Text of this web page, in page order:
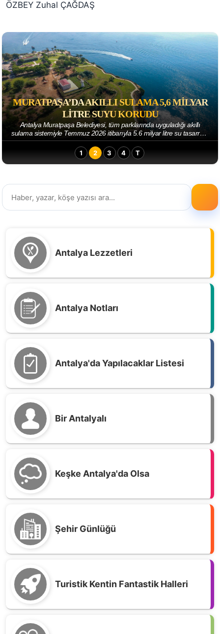
ÖZBEY Zuhal ÇAĞDAŞ
MURATPAŞA’DA AKILLI SULAMA 5,6 MILYAR
LITRE SUYU KORUDU
Antalya Muratpaşa Belediyesi, tüm parklarında uyguladığı akıllı
sulama sistemiyle Temmuz 2026 itibarıyla 5.6 milyar litre su tasarrufu
sağladı. Parkların sul...
1
2 3 4 T
Antalya Lezzetleri
Antalya Notları
Antalya'da Yapılacaklar Listesi
Bir Antalyalı
Keşke Antalya'da Olsa
Şehir Günlüğü
Turistik Kentin Fantastik Halleri